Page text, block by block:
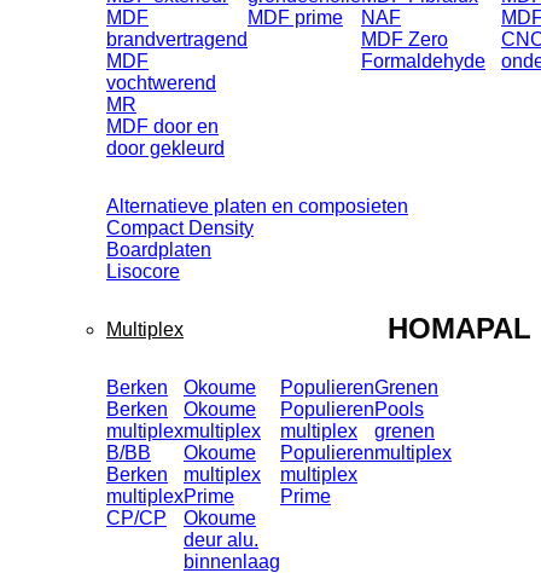
MDF
brandvertragend
MDF
vochtwerend
MR
MDF door en
door gekleurd
MDF prime
NAF
MDF Zero
Formaldehyde
Alternatieve platen en composieten
Compact Density
Boardplaten
Lisocore
Multiplex
Berken
Berken
multiplex
B/BB
Berken
multiplex
CP/CP
Okoume
Okoume
multiplex
Okoume
multiplex
Prime
Okoume
deur alu.
binnenlaag
Populieren
Populieren
multiplex
Populieren
multiplex
Prime
Grenen
Pools
grenen
multiplex
HOMAPAL